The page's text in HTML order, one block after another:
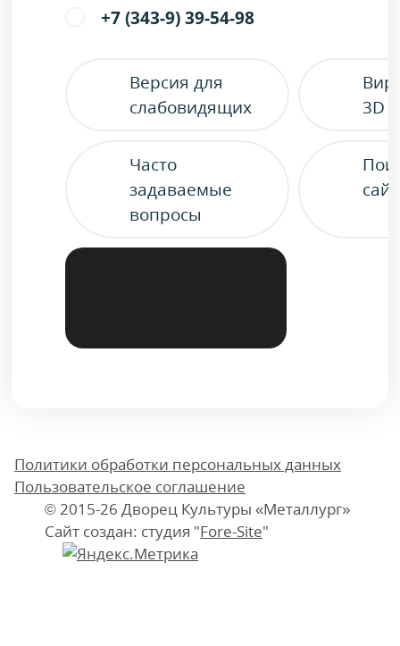
+7 (343-9) 39-54-98
Версия для
слабовидящих
3D
Часто
задаваемые
вопросы
Политики обработки персональных данных
Пользовательское соглашение
© 2015-26 Дворец Культуры «Металлург»
Сайт создан: студия "Fore-Site"